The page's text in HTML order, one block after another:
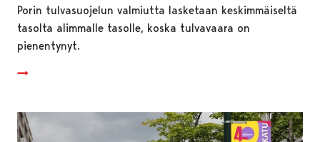
Porin tulvasuojelun valmiutta lasketaan keskimmäiseltä
tasolta alimmalle tasolle, koska tulvavaara on
pienentynyt.